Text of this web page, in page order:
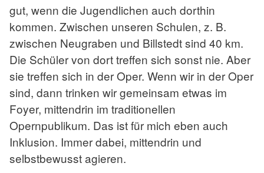
gut, wenn die Jugendlichen auch dorthin
kommen. Zwischen unseren Schulen, z. B.
zwischen Neugraben und Billstedt sind 40 km.
Die Schüler von dort treffen sich sonst nie. Aber
sie treffen sich in der Oper. Wenn wir in der Oper
sind, dann trinken wir gemeinsam etwas im
Foyer, mittendrin im traditionellen
Opernpublikum. Das ist für mich eben auch
Inklusion. Immer dabei, mittendrin und
selbstbewusst agieren.